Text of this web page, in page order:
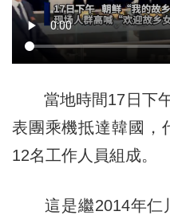
當地時間17日下午
表團乘機抵達韓國，
12名工作人員組成。
這是繼2014年仁